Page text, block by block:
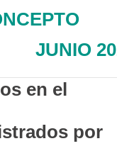
JUNIO
en el
por